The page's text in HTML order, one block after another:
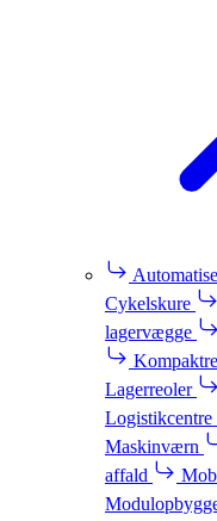
Cykelskure
lagervægge
Lagerreoler
Logistikcentre
Maskinværn
affald